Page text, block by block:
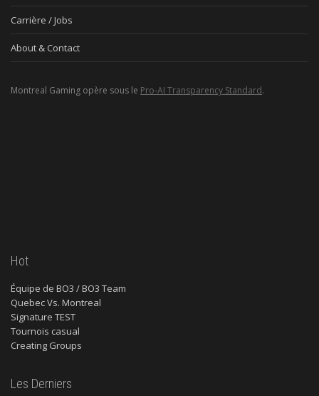
Carrière / Jobs
About & Contact
Montreal Gaming opère sous le Pro-AI Transparency Standard.
Hot
Équipe de BO3 / BO3 Team
Quebec Vs. Montreal
Signature TEST
Tournois casual
Creating Groups
Les Derniers